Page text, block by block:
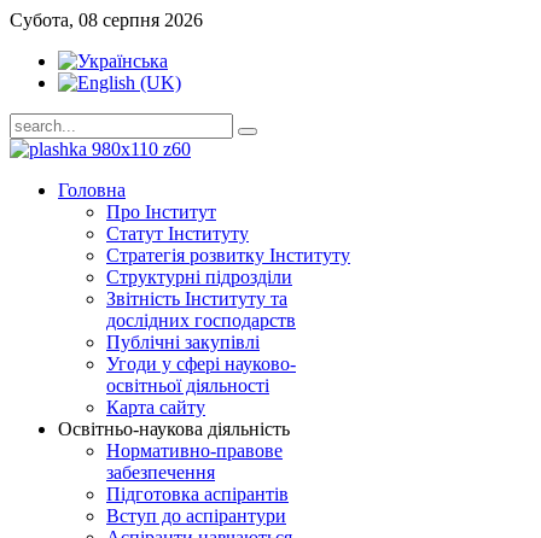
Субота, 08 серпня 2026
Головна
Про Інститут
Статут Інституту
Стратегія розвитку Інституту
Структурні підрозділи
Звітність Інституту та
дослідних господарств
Публічні закупівлі
Угоди у сфері науково-
освітньої діяльності
Карта сайту
Освітньо-наукова діяльність
Нормативно-правове
забезпечення
Підготовка аспірантів
Вступ до аспірантури